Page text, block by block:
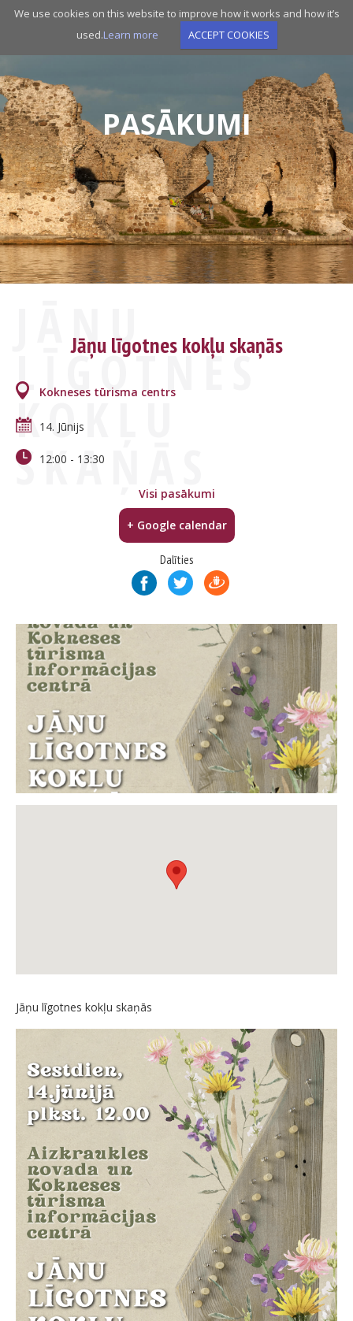
We use cookies on this website to improve how it works and how it’s
used.Learn more ACCEPT COOKIES
Skip
PASĀKUMI
Jāņu līgotnes kokļu skaņās
JĀŅU
LĪGOTNES
KOKĻU
SKAŅĀS
Kokneses tūrisma centrs
14. Jūnijs
12:00 - 13:30
Visi pasākumi
+ Google calendar
Dalīties
Jāņu līgotnes kokļu skaņās